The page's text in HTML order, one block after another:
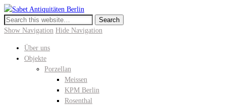
Meissen, KPM Porzellan, Perser- und Chinateppiche I Hochwertige
Antiquitäten in der Keitstrasse 10
Show Navigation Hide Navigation
Über uns
Objekte
Porzellan
Meissen
KPM Berlin
Rosenthal